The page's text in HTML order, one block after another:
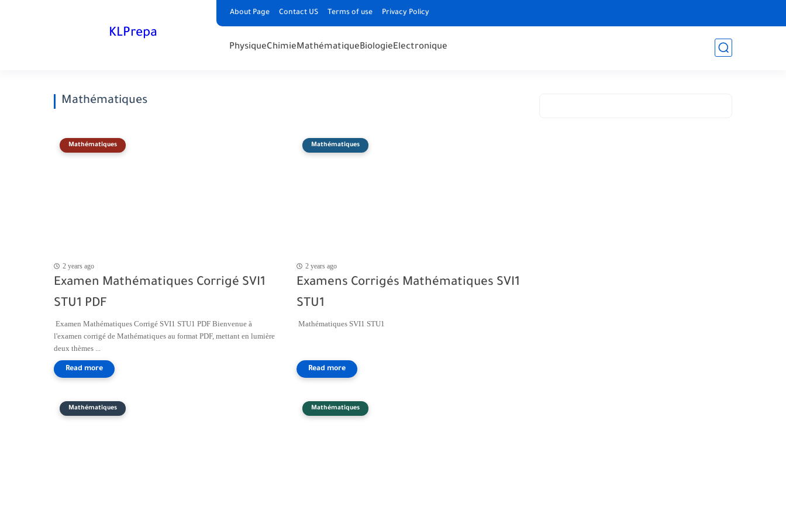
About Page Contact US Terms of use Privacy Policy
KLPrepa
PhysiqueChimieMathématiqueBiologieElectronique
Mathématiques
Mathématiques
2 years ago
Examen Mathématiques Corrigé SVI1
STU1 PDF
Examen Mathématiques Corrigé SVI1 STU1 PDF Bienvenue à
l'examen corrigé de Mathématiques au format PDF, mettant en lumière
deux thèmes ...
Mathématiques
2 years ago
Examens Corrigés Mathématiques SVI1
STU1
Mathématiques SVI1 STU1
Mathématiques Mathématiques